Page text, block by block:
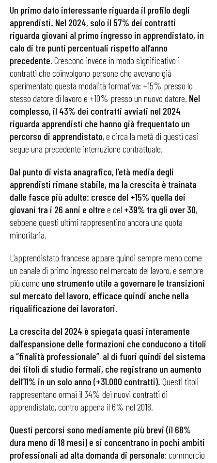
Un primo dato interessante riguarda il profilo degli
apprendisti. Nel 2024, solo il 57% dei contratti
riguarda giovani al primo ingresso in apprendistato, in
calo di tre punti percentuali rispetto all’anno
precedente. Crescono invece in modo significativo i
contratti che coinvolgono persone che avevano già
sperimentato questa modalità formativa: +15% presso lo
stesso datore di lavoro e +10% presso un nuovo datore. Nel
complesso, il 43% dei contratti avviati nel 2024
riguarda apprendisti che hanno già frequentato un
percorso di apprendistato, e circa la metà di questi casi
segue una precedente interruzione contrattuale.
Dal punto di vista anagrafico, l’età media degli
apprendisti rimane stabile, ma la crescita è trainata
dalle fasce più adulte: cresce del +15% quella dei
giovani tra i 26 anni e oltre e del +39% tra gli over 30,
sebbene questi ultimi rappresentino ancora una quota
minoritaria.
L’apprendistato francese appare quindi sempre meno come
un canale di primo ingresso nel mercato del lavoro, e sempre
più come uno strumento utile a governare le transizioni
sul mercato del lavoro, efficace quindi anche nella
riqualificazione dei lavoratori.
La crescita del 2024 è spiegata quasi interamente
dall’espansione delle formazioni che conducono a titoli
a “finalità professionale”, al di fuori quindi del sistema
dei titoli di studio formali, che registrano un aumento
dell’11% in un solo anno (+31.000 contratti). Questi titoli
rappresentano ormai il 34% dei nuovi contratti di
apprendistato, contro appena il 6% nel 2018.
Questi percorsi sono mediamente più brevi (il 68%
dura meno di 18 mesi) e si concentrano in pochi ambiti
professionali ad alta domanda di personale: commercio